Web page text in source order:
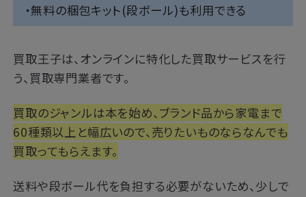
・無料の梱包キット(段ボール)も利用できる
買取王子は、オンラインに特化した買取サービスを行
う、買取専門業者です。
買取のジャンルは本を始め、ブランド品から家電まで
60種類以上と幅広いので、売りたいものならなんでも
買取ってもらえます。
送料や段ボール代を負担する必要がないため、少しで